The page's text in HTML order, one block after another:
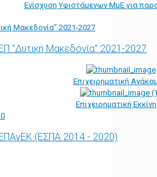
Ενίσχυση Υφιστάμενων ΜμΕ για
Μακεδονία” 2021-2027
"Δυτική Μακεδονία" 2021-2027
Επιχειρηματική
Επιχειρηματική
(ΕΣΠΑ 2014 - 2020)